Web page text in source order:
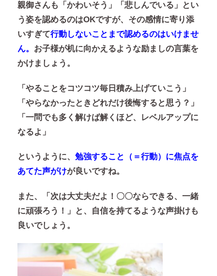
親御さんも「かわいそう」「悲しんでいる」とい
う姿を認めるのはOKですが、その感情に寄り添
いすぎて行動しないことまで認めるのはいけませ
ん。 お子様が机に向かえるような励ましの言葉を
かけましょう。
「やることをコツコツ毎日積み上げていこう」
「やらなかったときどれだけ後悔すると思う？」
「一問でも多く解けば解くほど、レベルアップに
なるよ」
というように、 勉強すること（＝行動）に焦点を
あてた声がけが良いですね。
また、「次は大丈夫だよ！〇〇ならできる、一緒
に頑張ろう！」と、自信を持てるような声掛けも
良いでしょう。